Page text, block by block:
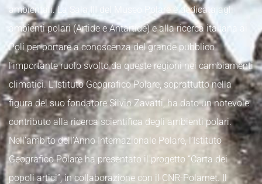
ambientali. La Sala III del Museo Polare è dedicata agli
ambienti polari (Artide e Antartide) e alla ricerca italiana ai
Poli per portare a conoscenza del grande pubblico
l’importante ruolo svolto da queste regioni nei cambiamenti
climatici. L’Istituto Geografico Polare, soprattutto nella
figura del suo fondatore Silvio Zavatti, ha dato un notevole
contributo alla ricerca scientifica degli ambienti polari.
Nell’ambito dell’Anno Internazionale Polare, l’Istituto
Geografico Polare ha presentato il progetto “Carta dei
popoli artici”, in collaborazione con il CNR-Polarnet. Il